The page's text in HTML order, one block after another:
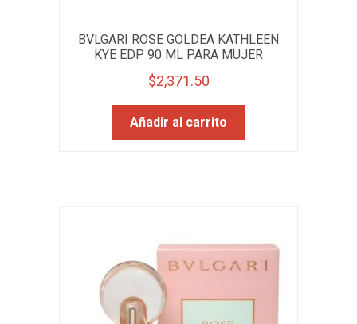
BVLGARI ROSE GOLDEA KATHLEEN
KYE EDP 90 ML PARA MUJER
$2,371.50
Añadir al carrito